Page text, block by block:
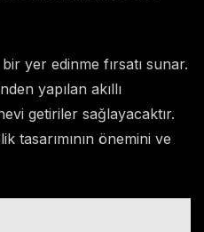
yer edinme fırsatı sunar.
yapılan akıllı
getiriler sağlayacaktır.
tasarımının önemini ve